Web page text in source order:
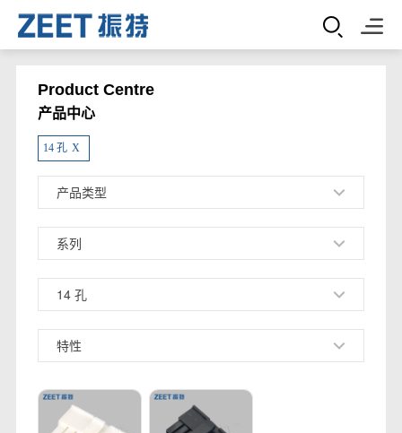
Product Centre
产品中心
14 孔 X
产品类型
系列
14 孔
特性